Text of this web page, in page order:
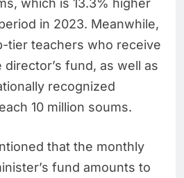
in 2023. Meanwhile,
tier teachers who receive
fund, as well as
recognized
10 million soums.
that the monthly
fund amounts to